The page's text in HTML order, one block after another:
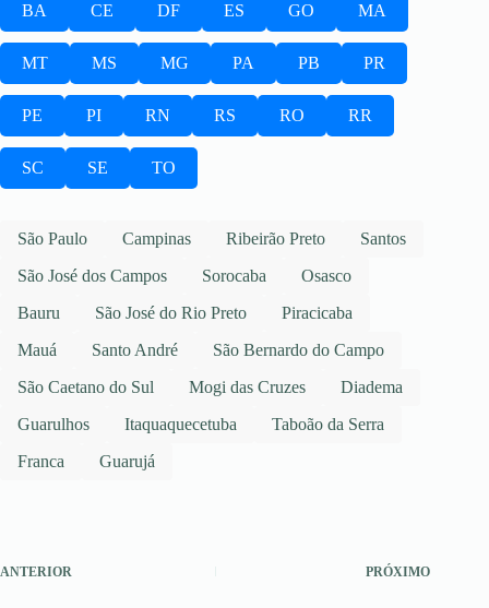
BA CE DF ES GO MA
MT MS MG PA PB PR
PE PI RN RS RO RR
SC SE TO
São Paulo Campinas Ribeirão Preto
Santos
São José dos Campos
Sorocaba
Osasco
Bauru
São José do Rio Preto
Piracicaba
Mauá
Santo André
São Bernardo do Campo
São Caetano do Sul
Mogi das Cruzes
Diadema
Guarulhos
Itaquaquecetuba
Taboão da Serra
Franca
Guarujá
ANTERIOR PRÓXIMO